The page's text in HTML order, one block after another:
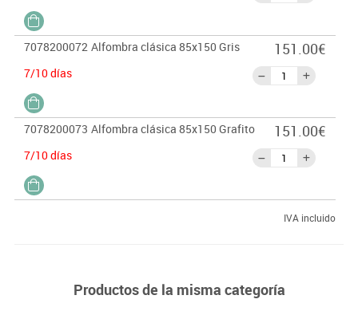
7078200072 Alfombra clásica 85x150 Gris
7/10 días
151.00€
7078200073 Alfombra clásica 85x150 Grafito
7/10 días
151.00€
IVA incluido
Productos de la misma categoría